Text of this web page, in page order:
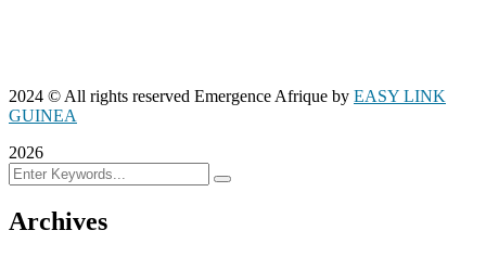
2024 © All rights reserved Emergence Afrique by EASY LINK
GUINEA
2026
Archives